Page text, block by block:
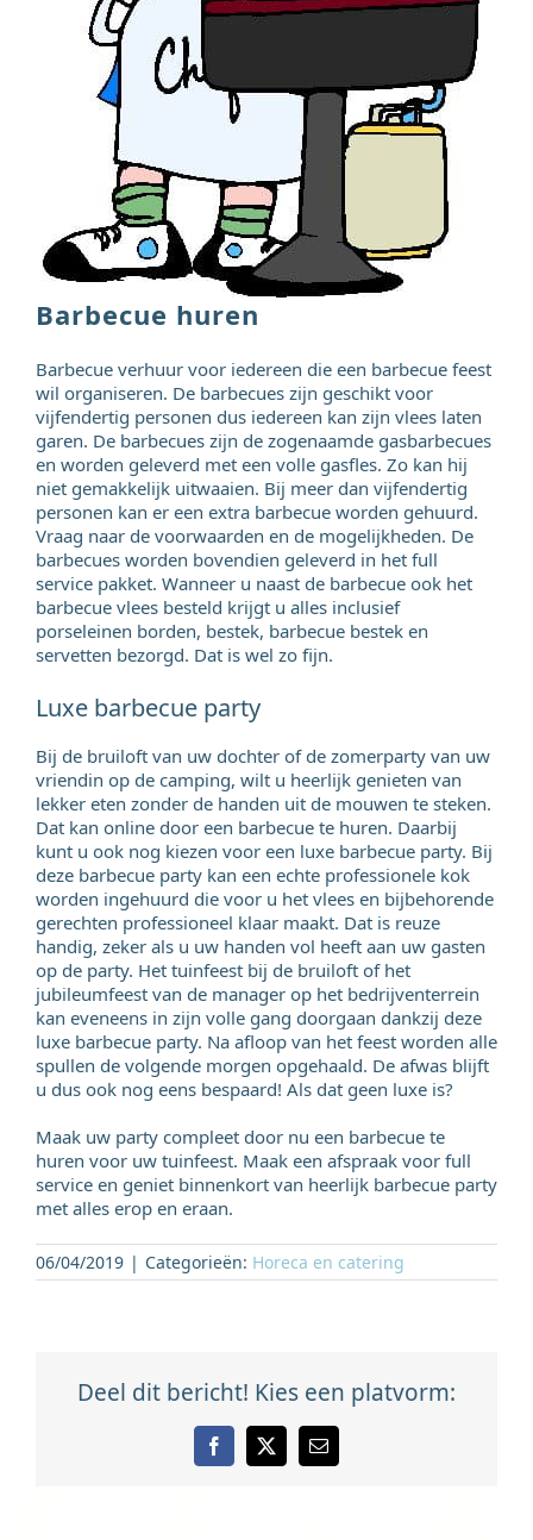
Barbecue huren
Barbecue verhuur voor iedereen die een barbecue feest
wil organiseren. De barbecues zijn geschikt voor
vijfendertig personen dus iedereen kan zijn vlees laten
garen. De barbecues zijn de zogenaamde gasbarbecues
en worden geleverd met een volle gasfles. Zo kan hij
niet gemakkelijk uitwaaien. Bij meer dan vijfendertig
personen kan er een extra barbecue worden gehuurd.
Vraag naar de voorwaarden en de mogelijkheden. De
barbecues worden bovendien geleverd in het full
service pakket. Wanneer u naast de barbecue ook het
barbecue vlees besteld krijgt u alles inclusief
porseleinen borden, bestek, barbecue bestek en
servetten bezorgd. Dat is wel zo fijn.
Luxe barbecue party
Bij de bruiloft van uw dochter of de zomerparty van uw
vriendin op de camping, wilt u heerlijk genieten van
lekker eten zonder de handen uit de mouwen te steken.
Dat kan online door een barbecue te huren. Daarbij
kunt u ook nog kiezen voor een luxe barbecue party. Bij
deze barbecue party kan een echte professionele kok
worden ingehuurd die voor u het vlees en bijbehorende
gerechten professioneel klaar maakt. Dat is reuze
handig, zeker als u uw handen vol heeft aan uw gasten
op de party. Het tuinfeest bij de bruiloft of het
jubileumfeest van de manager op het bedrijventerrein
kan eveneens in zijn volle gang doorgaan dankzij deze
luxe barbecue party. Na afloop van het feest worden alle
spullen de volgende morgen opgehaald. De afwas blijft
u dus ook nog eens bespaard! Als dat geen luxe is?
Maak uw party compleet door nu een barbecue te
huren voor uw tuinfeest. Maak een afspraak voor full
service en geniet binnenkort van heerlijk barbecue party
met alles erop en eraan.
06/04/2019 | Categorieën: Horeca en catering
Deel dit bericht! Kies een platvorm:
Facebook
X
E-